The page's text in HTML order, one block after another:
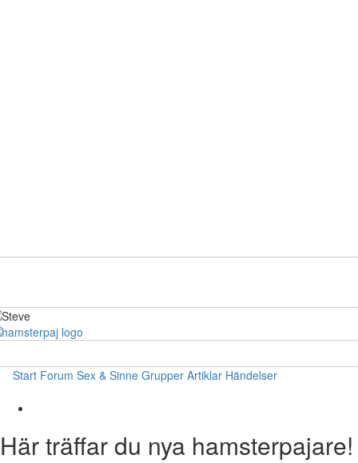
Start Forum Sex & Sinne Grupper Artiklar Händelser
Här träffar du nya hamsterpajare!